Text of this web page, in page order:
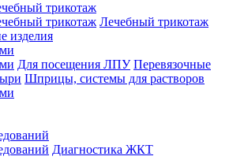
трикотаж
трикотаж Лечебный трикотаж
изделия
Для посещения ЛПУ Перевязочные
Шприцы, системы для растворов
Диагностика ЖКТ